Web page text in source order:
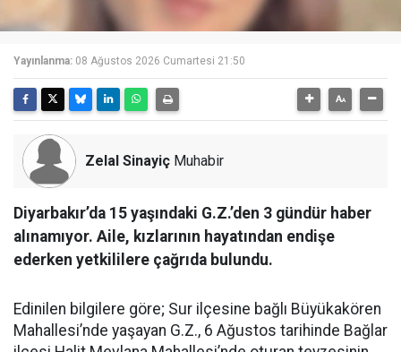
Yayınlanma: 08 Ağustos 2026 Cumartesi 21:50
Zelal Sinayiç Muhabir
Diyarbakır’da 15 yaşındaki G.Z.’den 3 gündür haber
alınamıyor. Aile, kızlarının hayatından endişe
ederken yetkililere çağrıda bulundu.
Edinilen bilgilere göre; Sur ilçesine bağlı Büyükakören
Mahallesi’nde yaşayan G.Z., 6 Ağustos tarihinde Bağlar